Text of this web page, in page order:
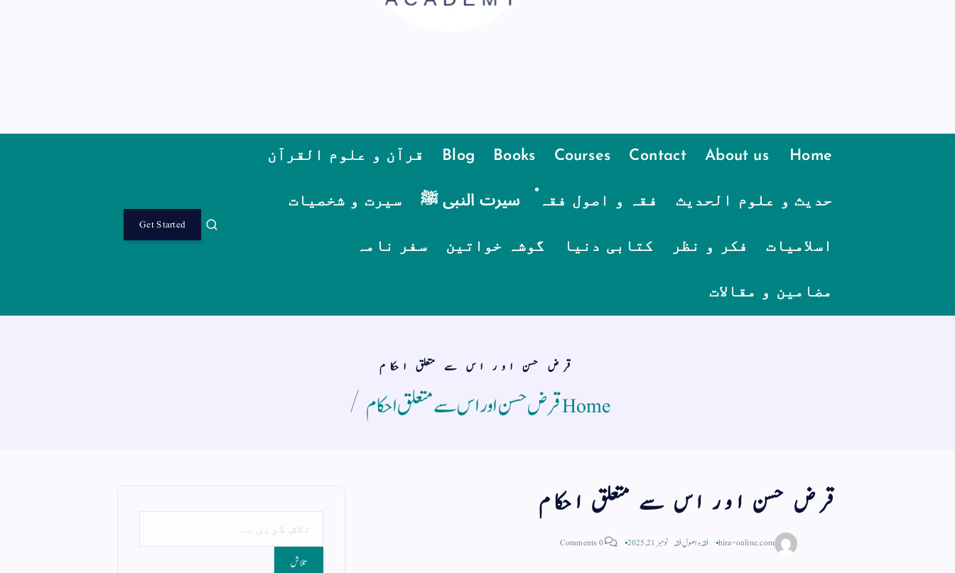
Home
About us
Contact
Courses
Books
Blog قرآن و علوم القرآن
حدیث و علوم الحدیث فقہ و اصول فقہ سیرت النبی ﷺ سیرت و شخصیات
اسلامیات فکر و نظر کتابی دنیا گوشہ خواتین سفر نامہ
مضامین و مقالات
Get Started
قرض حسن اور اس سے متعلق احکام
Homeقرض حسن اور اس سے متعلق احکام
قرض حسن اور اس سے متعلق احکام
hira-online.com فقہ و اصول فقہ نومبر 21, 2025 0 Comments